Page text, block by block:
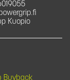
Kuopio
Buyback